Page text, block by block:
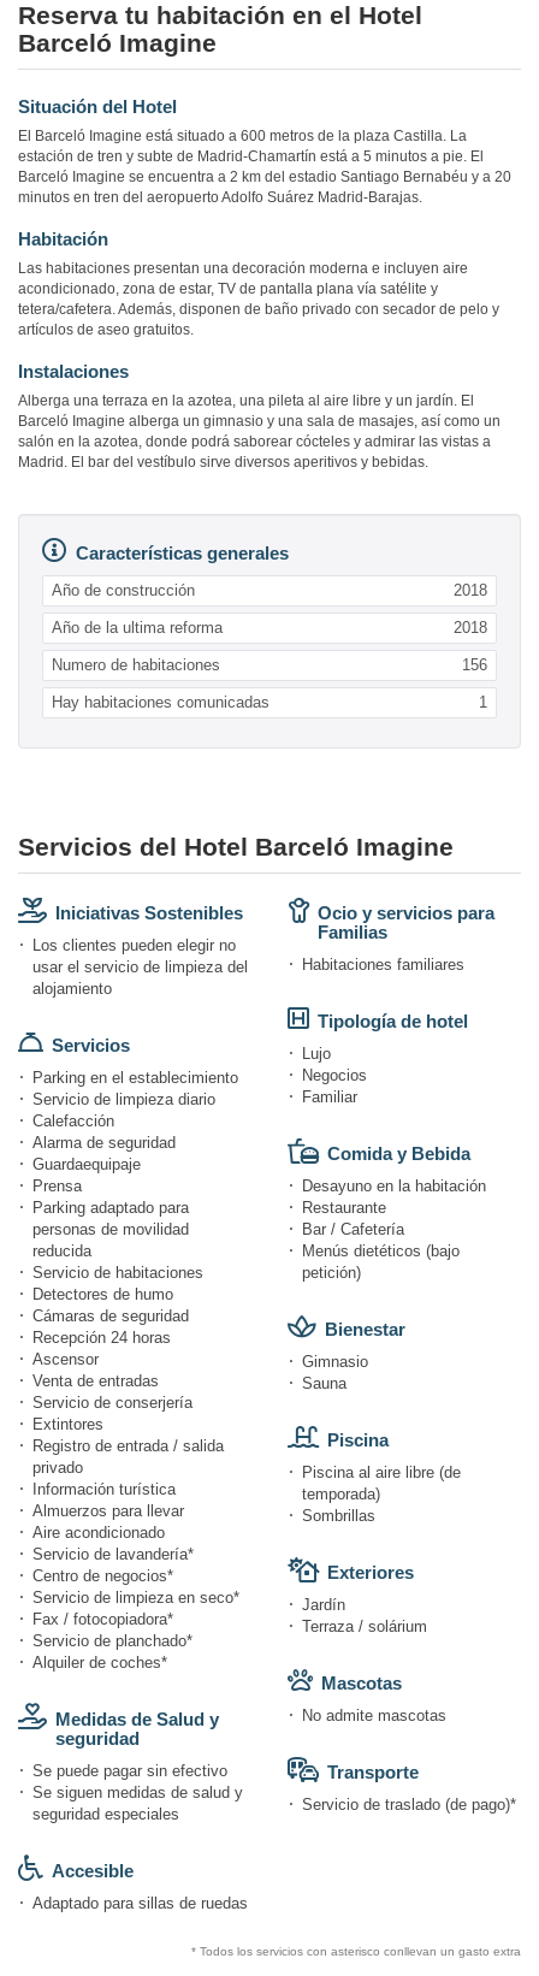
Reserva tu habitación en el Hotel
Barceló Imagine
Situación del Hotel
El Barceló Imagine está situado a 600 metros de la plaza Castilla. La
estación de tren y subte de Madrid-Chamartín está a 5 minutos a pie. El
Barceló Imagine se encuentra a 2 km del estadio Santiago Bernabéu y a 20
minutos en tren del aeropuerto Adolfo Suárez Madrid-Barajas.
Habitación
Las habitaciones presentan una decoración moderna e incluyen aire
acondicionado, zona de estar, TV de pantalla plana vía satélite y
tetera/cafetera. Además, disponen de baño privado con secador de pelo y
artículos de aseo gratuitos.
Instalaciones
Alberga una terraza en la azotea, una pileta al aire libre y un jardín. El
Barceló Imagine alberga un gimnasio y una sala de masajes, así como un
salón en la azotea, donde podrá saborear cócteles y admirar las vistas a
Madrid. El bar del vestíbulo sirve diversos aperitivos y bebidas.
Características generales
Año de construcción 2018
Año de la ultima reforma 2018
Numero de habitaciones 156
Hay habitaciones comunicadas 1
Servicios del Hotel Barceló Imagine
Iniciativas Sostenibles
Los clientes pueden elegir no
usar el servicio de limpieza del
alojamiento
Servicios
Parking en el establecimiento
Servicio de limpieza diario
Calefacción
Alarma de seguridad
Guardaequipaje
Prensa
Parking adaptado para
personas de movilidad
reducida
Servicio de habitaciones
Detectores de humo
Cámaras de seguridad
Recepción 24 horas
Ascensor
Venta de entradas
Servicio de conserjería
Extintores
Registro de entrada / salida
privado
Información turística
Almuerzos para llevar
Aire acondicionado
Servicio de lavandería*
Centro de negocios*
Servicio de limpieza en seco*
Fax / fotocopiadora*
Servicio de planchado*
Alquiler de coches*
Medidas de Salud y
seguridad
Se puede pagar sin efectivo
Se siguen medidas de salud y
seguridad especiales
Accesible
Adaptado para sillas de ruedas
Ocio y servicios para
Familias
Habitaciones familiares
Tipología de hotel
Lujo
Negocios
Familiar
Comida y Bebida
Desayuno en la habitación
Restaurante
Bar / Cafetería
Menús dietéticos (bajo
petición)
Bienestar
Gimnasio
Sauna
Piscina
Piscina al aire libre (de
temporada)
Sombrillas
Exteriores
Jardín
Terraza / solárium
Mascotas
No admite mascotas
Transporte
Servicio de traslado (de pago)*
* Todos los servicios con asterisco conllevan un gasto extra